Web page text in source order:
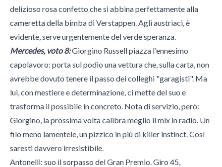
delizioso rosa confetto che si abbina perfettamente alla
cameretta della bimba di Verstappen. Agli austriaci, è
evidente, serve urgentemente del verde speranza.
Mercedes, voto 8:Giorgino Russell piazza l'ennesimo
capolavoro: porta sul podio una vettura che, sulla carta, non
avrebbe dovuto tenere il passo dei colleghi "garagisti". Ma
lui, con mestiere e determinazione, ci mette del suo e
trasforma il possibile in concreto. Nota di servizio, però:
Giorgino, la prossima volta calibra meglio il mix in radio. Un
filo meno lamentele, un pizzico in più di killer instinct. Così
saresti davvero irresistibile.
Antonelli: suo il sorpasso del Gran Premio. Giro 45,